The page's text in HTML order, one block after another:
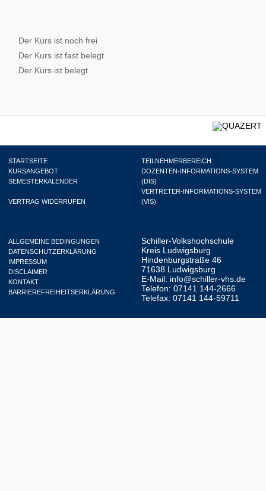
Der Kurs ist noch frei
Der Kurs ist fast belegt
Der Kurs ist belegt
STARTSEITE
KURSANGEBOT
SEMESTERKALENDER
VERTRAG WIDERRUFEN
TEILNEHMERBEREICH
DOZENTEN-INFORMATIONS-SYSTEM
(DIS)
VERTRETER-INFORMATIONS-SYSTEM
(VIS)
ALLGEMEINE BEDINGUNGEN
DATENSCHUTZERKLÄRUNG
IMPRESSUM
DISCLAIMER
KONTAKT
BARRIEREFREIHEITSERKLÄRUNG
Schiller-Volkshochschule
Kreis Ludwigsburg
Hindenburgstraße 46
71638 Ludwigsburg
E-Mail: info@schiller-vhs.de
Telefon: 07141 144-2666
Telefax: 07141 144-59711